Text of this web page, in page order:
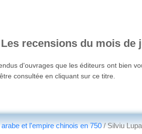
Les recensions du mois de
d'ouvrages que les éditeurs ont bien
consultée en cliquant sur ce titre.
et l'empire chinois en 750/ Silviu